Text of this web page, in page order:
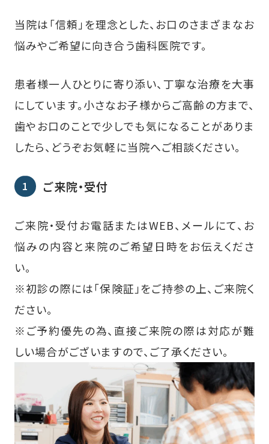
当院は「信頼」を理念とした、お口のさまざまなお
悩みやご希望に向き合う歯科医院です。
患者様一人ひとりに寄り添い、丁寧な治療を大事
にしています。小さなお子様からご高齢の方まで、
歯やお口のことで少しでも気になることがありま
したら、どうぞお気軽に当院へご相談ください。
ご来院・受付
ご来院・受付お電話またはWEB、メールにて、お
悩みの内容と来院のご希望日時をお伝えくださ
い。
※初診の際には「保険証」をご持参の上、ご来院く
ださい。
※ご予約優先の為、直接ご来院の際は対応が難
しい場合がございますので、ご了承ください。